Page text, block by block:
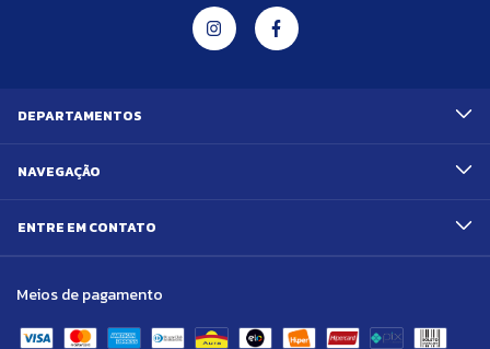
DEPARTAMENTOS
NAVEGAÇÃO
ENTRE EM CONTATO
Meios de pagamento